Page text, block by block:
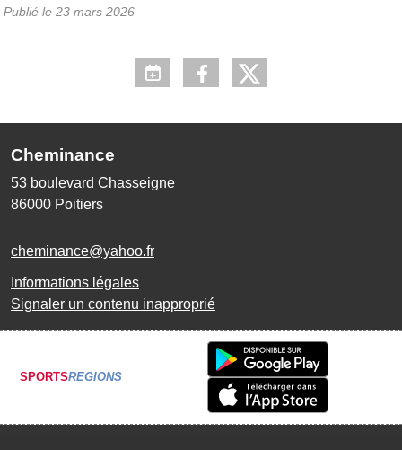
Publié le 23 mars 2026
Cheminance
53 boulevard Chasseigne
86000 Poitiers
cheminance@yahoo.fr
Informations légales
Signaler un contenu inapproprié
SPORTSREGIONS